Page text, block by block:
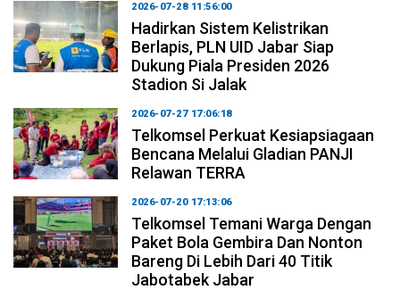
2026-07-28 11:56:00
Hadirkan Sistem Kelistrikan
Berlapis, PLN UID Jabar Siap
Dukung Piala Presiden 2026
Stadion Si Jalak
2026-07-27 17:06:18
Telkomsel Perkuat Kesiapsiagaan
Bencana Melalui Gladian PANJI
Relawan TERRA
2026-07-20 17:13:06
Telkomsel Temani Warga Dengan
Paket Bola Gembira Dan Nonton
Bareng Di Lebih Dari 40 Titik
Jabotabek Jabar